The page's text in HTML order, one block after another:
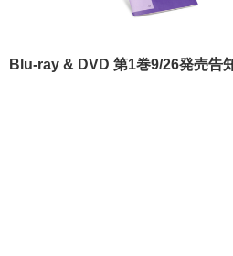
Blu-ray & DVD 第1巻9/26発売告